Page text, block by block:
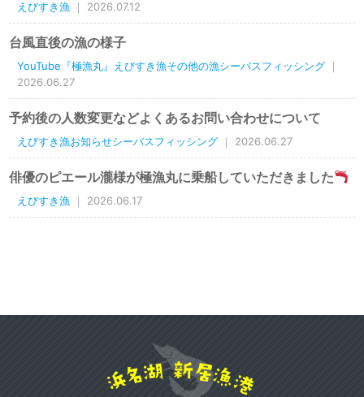
えびすき漁 ｜ 2026.07.12
台風直後の漁の様子
YouTube『極漁丸』えびすき漁その他の漁シーバスフィッシング
｜
2026.06.27
予約後の人数変更などよくあるお問い合わせについて
えびすき漁お知らせシーバスフィッシング ｜ 2026.06.27
俳優のピエール瀧様が極漁丸に乗船していただきました
えびすき漁 ｜ 2026.06.17